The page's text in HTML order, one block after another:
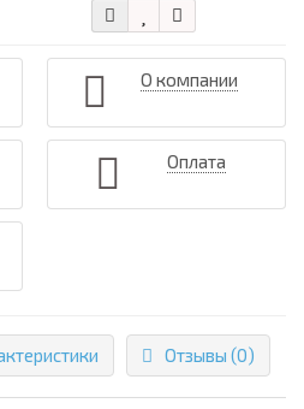
О компании
Оплата
Отзывы (0)